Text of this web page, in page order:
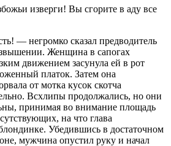
изверги! Вы сгорите в аду все
— негромко сказал предводитель
Женщина в сапогах
движением засунула ей в рот
платок. Затем она
от мотка кусок скотча
Всхлипы продолжались, но они
принимая во внимание площадь
на что глава
Убедившись в достаточном
мужчина опустил руку и начал